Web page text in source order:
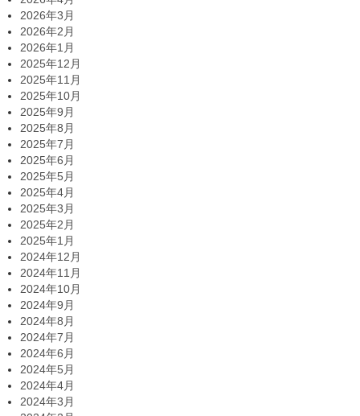
2026年3月
2026年2月
2026年1月
2025年12月
2025年11月
2025年10月
2025年9月
2025年8月
2025年7月
2025年6月
2025年5月
2025年4月
2025年3月
2025年2月
2025年1月
2024年12月
2024年11月
2024年10月
2024年9月
2024年8月
2024年7月
2024年6月
2024年5月
2024年4月
2024年3月